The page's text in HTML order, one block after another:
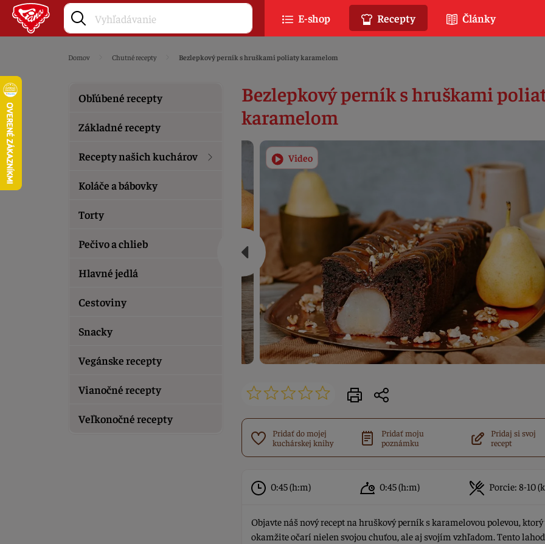
Domov Chutné recepty Bezlepkový perník s hruškami poliaty karamelom
Obľúbené recepty
Základné recepty
Recepty našich kuchárov
Koláče a bábovky
Torty
Pečivo a chlieb
Hlavné jedlá
Cestoviny
Snacky
Vegánske recepty
Vianočné recepty
Veľkonočné recepty
Bezlepkový perník s hruškami
karamelom
Video
Pridať do mojej
kuchárskej knihy
Pridať moju
poznámku
Pridaj si svoj
recept
0:45(h:m) 0:45(h:m) Porcie: 8-10
Objavte náš nový recept na hruškový perník s karamelovou polevou, ktorý
okamžite očarí nielen svojou chuťou, ale aj svojím vzhľadom. Tento
E-shop Recepty Články